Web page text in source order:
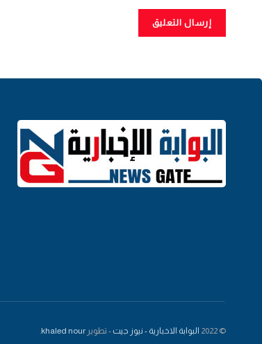
© 2022 البوابة الاخبارية - نيوز جيت - تطويرkhaled nour
.